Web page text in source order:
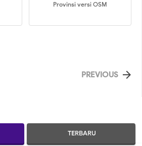
Provinsi versi OSM

PREVIOUS
TERBARU